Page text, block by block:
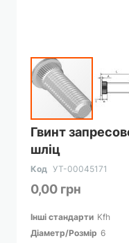
Гвинт
шліц
Код УТ-00045171
0,00 грн
Інші стандарти Kfh
Діаметр/Розмір 6
Перейти
до
початку
зображень